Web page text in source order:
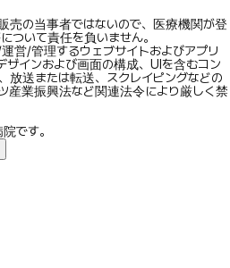
売の当事者ではないので、医療機関が登
ついて責任を負いません。
営/管理するウェブサイトおよびアプリ
インおよび画面の構成、UIを含むコン
放送または転送、スクレイピングなどの
産業振興法など関連法令により厳しく禁
です。